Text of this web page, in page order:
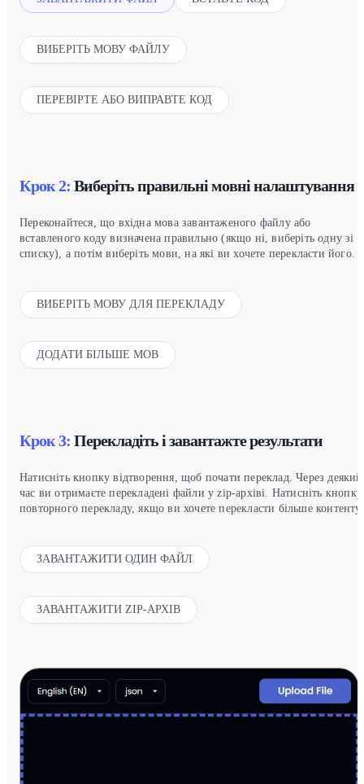
ВИБЕРІТЬ МОВУ ФАЙЛУ
ПЕРЕВІРТЕ АБО ВИПРАВТЕ КОД
Крок 2: Виберіть правильні мовні налаштування
Переконайтеся, що вхідна мова завантаженого файлу або
вставленого коду визначена правильно (якщо ні, виберіть одну зі
списку), а потім виберіть мови, на які ви хочете перекласти його.
ВИБЕРІТЬ МОВУ ДЛЯ ПЕРЕКЛАДУ
ДОДАТИ БІЛЬШЕ МОВ
Крок 3: Перекладіть і завантажте результати
Натисніть кнопку відтворення, щоб почати переклад. Через деякий
час ви отримаєте перекладені файли у zip-архіві. Натисніть кнопку
повторного перекладу, якщо ви хочете перекласти більше контенту.
ЗАВАНТАЖИТИ ОДИН ФАЙЛ
ЗАВАНТАЖИТИ ZIP-АРХІВ